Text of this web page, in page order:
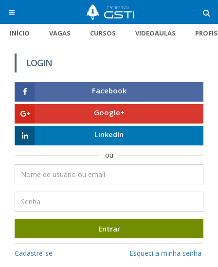
INÍCIO VAGAS CURSOS VIDEOAULAS
LOGIN
Facebook
Google+
LinkedIn
ou
Entrar
Cadastre-se Esqueci a minha senha